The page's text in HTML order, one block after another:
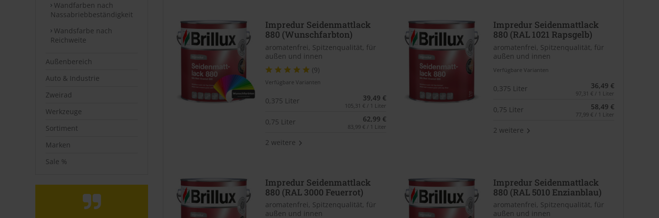
Wandfarben nach
Nassabriebbeständigkeit
Wandsfarbe nach
Reichweite
Außenbereich
Auto & Industrie
Zweirad
Werkzeuge
Sortiment
Marken
Sale %
Impredur Seidenmattlack
880 (Wunschfarbton)
aromatenfrei, Spitzenqualität, für
außen und innen
(9)
Verfügbare Varianten
0,375 Liter 39,49 €
105,31 € / 1 Liter
0,75 Liter 62,99 €
83,99 € / 1 Liter
2 weitere
Impredur Seidenmattlack
880 (RAL 1021 Rapsgelb)
aromatenfrei, Spitzenqualität, für
außen und innen
Verfügbare Varianten
0,375 Liter 36,49 €
97,31 € / 1 Liter
0,75 Liter 58,49 €
77,99 € / 1 Liter
2 weitere
Impredur Seidenmattlack
880 (RAL 3000 Feuerrot)
aromatenfrei, Spitzenqualität, für
außen und innen
Impredur Seidenmattlack
880 (RAL 5010 Enzianblau)
aromatenfrei, Spitzenqualität, für
außen und innen